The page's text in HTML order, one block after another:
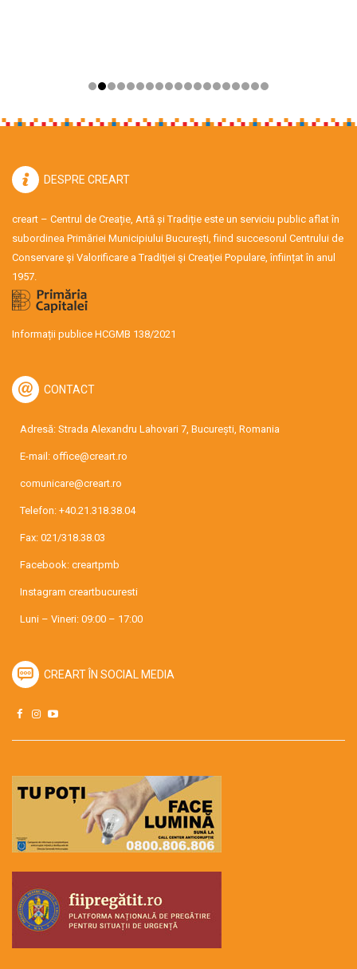
DESPRE CREART
creart – Centrul de Creație, Artă și Tradiție este un serviciu public aflat în
subordinea Primăriei Municipiului București, fiind succesorul Centrului de
Conservare şi Valorificare a Tradiţiei şi Creaţiei Populare, înființat în anul
1957.
Informații publice HCGMB 138/2021
CONTACT
Adresă: Strada Alexandru Lahovari 7, București, Romania
E-mail: office@creart.ro
comunicare@creart.ro
Telefon: +40.21.318.38.04
Fax: 021/318.38.03
Facebook: creartpmb
Instagram creartbucuresti
Luni – Vineri: 09:00 – 17:00
CREART ÎN SOCIAL MEDIA